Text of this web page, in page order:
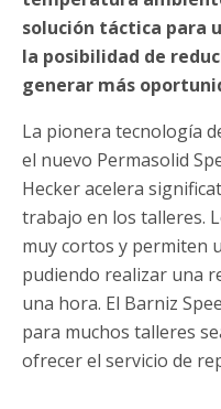
solución táctica para
la posibilidad de
generar más
La pionera tecnología
el nuevo Permasolid
Hecker acelera
trabajo en los talleres.
muy cortos y permiten
pudiendo realizar una
una hora. El Barniz
para muchos talleres
ofrecer el servicio de